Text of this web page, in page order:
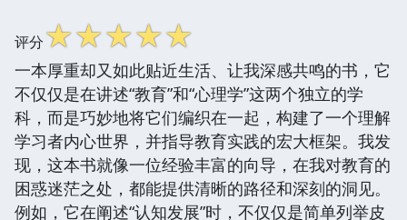
评分☆☆☆☆☆
一本厚重却又如此贴近生活、让我深感共鸣的书，它
不仅仅是在讲述“教育”和“心理学”这两个独立的学
科，而是巧妙地将它们编织在一起，构建了一个理解
学习者内心世界，并指导教育实践的宏大框架。我发
现，这本书就像一位经验丰富的向导，在我对教育的
困惑迷茫之处，都能提供清晰的路径和深刻的洞见。
例如，它在阐述“认知发展”时，不仅仅是简单列举皮